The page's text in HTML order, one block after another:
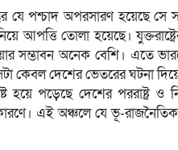
যে পশ্চাদ অপরসারণ হয়েছে
তোলা হয়েছে।
সম্ভাবন অনেক বেশি। এতে
কেবল দেশের ভেতরের ঘটনা
পড়েছে দেশের পররাষ্ট্র ও
এই অঞ্চলে যে ভূ-